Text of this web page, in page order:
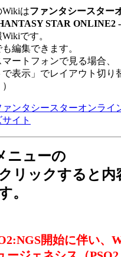
Wikiはファンタシースター
STAR ONLINE2 -
です。
編集できます。
マートフォンで見る場合、
で表示」でレイアウト切り
ァンタシースターオンライ
イト
ニューの
リックすると内
。
開始に伴い、